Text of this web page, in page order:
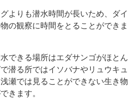
よりも潜水時間が長いため、ダイ
の観察に時間をとることができま
できる場所はエダサンゴがほとん
潜る所ではイソバナやリュウキュ
瀬では見ることができない生き物
きます。